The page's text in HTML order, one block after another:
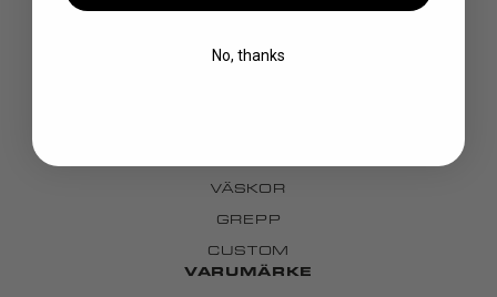
KLUBBOR
VÄSKOR
GREPP
CUSTOM
VARUMÄRKE
No, thanks